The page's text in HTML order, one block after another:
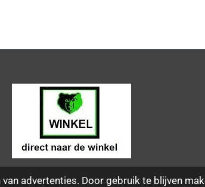
advertenties. Door gebruik te blijven